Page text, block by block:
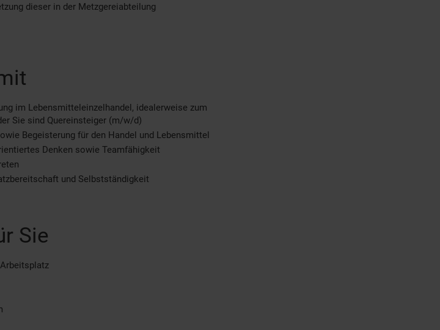
dieser in der Metzgereiabteilung
im Lebensmitteleinzelhandel, idealerweise zum
Sie sind Quereinsteiger (m/w/d)
Begeisterung für den Handel und Lebensmittel
Denken sowie Teamfähigkeit
und Selbstständigkeit
Sie